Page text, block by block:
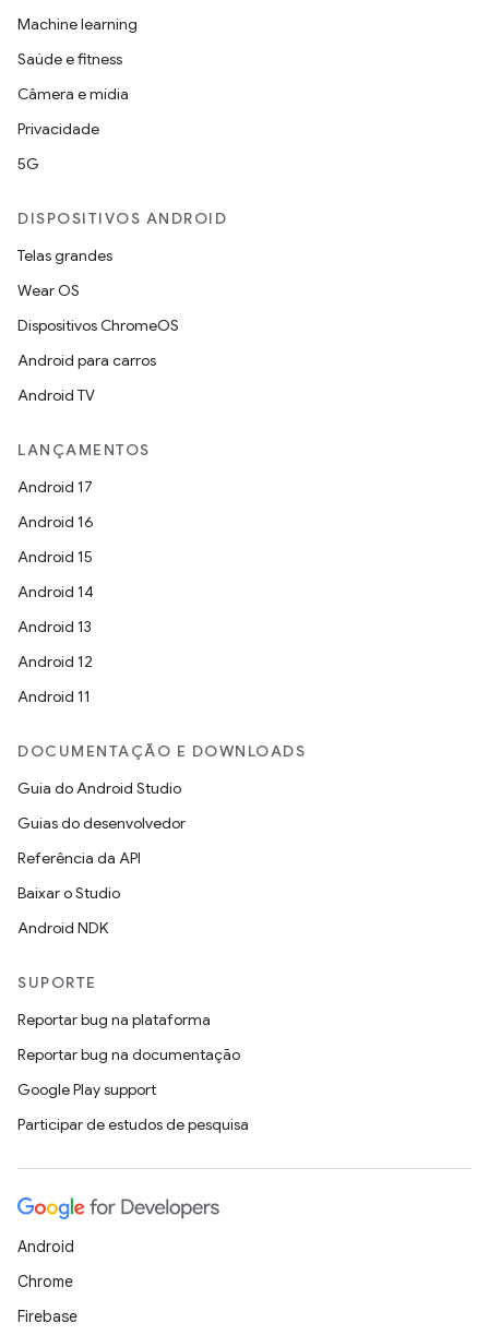
Machine learning
Saúde e fitness
Câmera e mídia
Privacidade
5G
DISPOSITIVOS ANDROID
Telas grandes
Wear OS
Dispositivos ChromeOS
Android para carros
Android TV
LANÇAMENTOS
Android 17
Android 16
Android 15
Android 14
Android 13
Android 12
Android 11
DOCUMENTAÇÃO E DOWNLOADS
Guia do Android Studio
Guias do desenvolvedor
Referência da API
Baixar o Studio
Android NDK
SUPORTE
Reportar bug na plataforma
Reportar bug na documentação
Google Play support
Participar de estudos de pesquisa
Android
Chrome
Firebase